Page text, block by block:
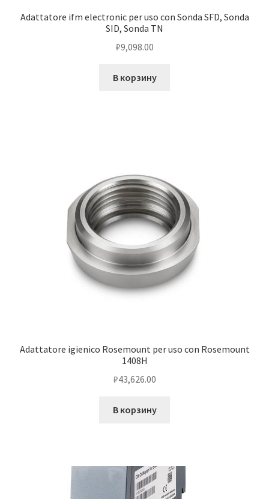
Adattatore ifm electronic per uso con Sonda SFD, Sonda
SID, Sonda TN
₽9,098.00
В корзину
Adattatore igienico Rosemount per uso con Rosemount
1408H
₽43,626.00
В корзину